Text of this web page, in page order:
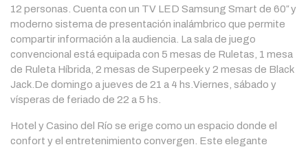
12 personas. Cuenta con un TV LED Samsung Smart de 60″ y
moderno sistema de presentación inalámbrico que permite
compartir información a la audiencia. La sala de juego
convencional está equipada con 5 mesas de Ruletas, 1 mesa
de Ruleta Híbrida, 2 mesas de Superpeek y 2 mesas de Black
Jack.De domingo a jueves de 21 a 4 hs.Viernes, sábado y
vísperas de feriado de 22 a 5 hs.
Hotel y Casino del Río se erige como un espacio donde el
confort y el entretenimiento convergen. Este elegante